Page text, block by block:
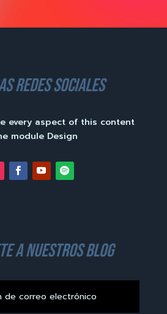
redes sociales
every aspect of this content
module Design
a nuestros blog